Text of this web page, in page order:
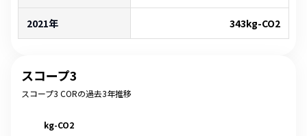
2021年 343kg-CO2
スコープ3
スコープ3 CORの過去3年推移
kg-CO2